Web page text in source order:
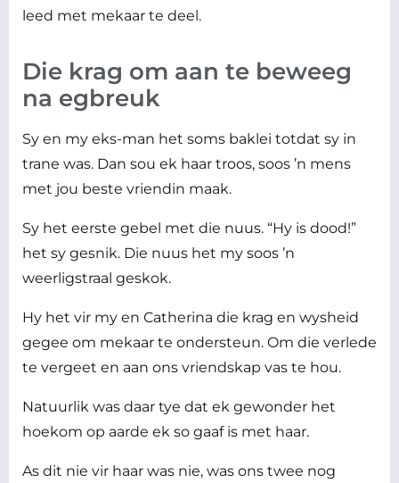
leed met mekaar te deel.
Die krag om aan te beweeg
na egbreuk
Sy en my eks-man het soms baklei totdat sy in
trane was. Dan sou ek haar troos, soos ’n mens
met jou beste vriendin maak.
Sy het eerste gebel met die nuus. “Hy is dood!”
het sy gesnik. Die nuus het my soos ’n
weerligstraal geskok.
Hy het vir my en Catherina die krag en wysheid
gegee om mekaar te ondersteun. Om die verlede
te vergeet en aan ons vriendskap vas te hou.
Natuurlik was daar tye dat ek gewonder het
hoekom op aarde ek so gaaf is met haar.
As dit nie vir haar was nie, was ons twee nog